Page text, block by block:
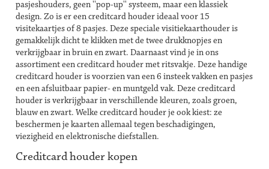
pasjeshouders, geen ''pop-up'' systeem, maar een klassiek
design. Zo is er een creditcard houder ideaal voor 15
visitekaartjes of 8 pasjes. Deze speciale visitiekaarthouder is
gemakkelijk dicht te klikken met de twee drukknopjes en
verkrijgbaar in bruin en zwart. Daarnaast vind je in ons
assortiment een creditcard houder met ritsvakje. Deze handige
creditcard houder is voorzien van een 6 insteek vakken en pasjes
en een afsluitbaar papier- en muntgeld vak. Deze creditcard
houder is verkrijgbaar in verschillende kleuren, zoals groen,
blauw en zwart. Welke creditcard houder je ook kiest: ze
beschermen je kaarten allemaal tegen beschadigingen,
viezigheid en elektronische diefstallen.
Creditcard houder kopen